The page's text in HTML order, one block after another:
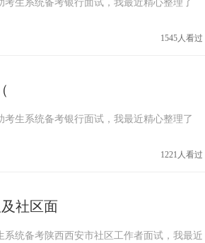
生系统备考银行面试，我最近精心整理了
1545人看过
生系统备考银行面试，我最近精心整理了
1221人看过
社区面
统备考陕西西安市社区工作者面试，我最近